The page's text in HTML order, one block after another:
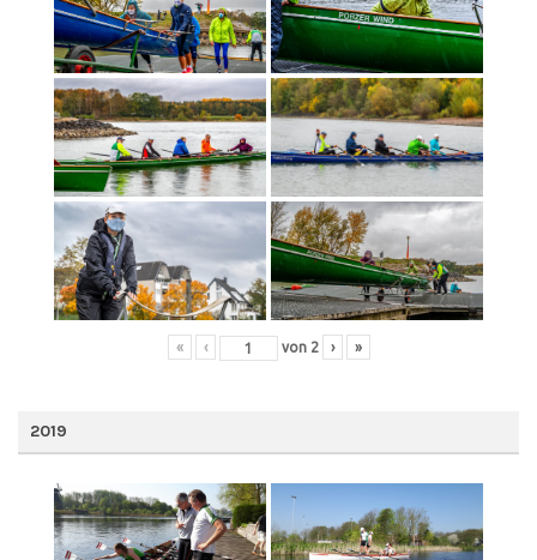
« ‹ von 2 › »
2019